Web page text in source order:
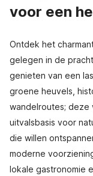
voor een
Ontdek het
gelegen in de
genieten van een
groene heuvels,
wandelroutes; deze
uitvalsbasis voor
die willen
moderne
lokale gastronomie